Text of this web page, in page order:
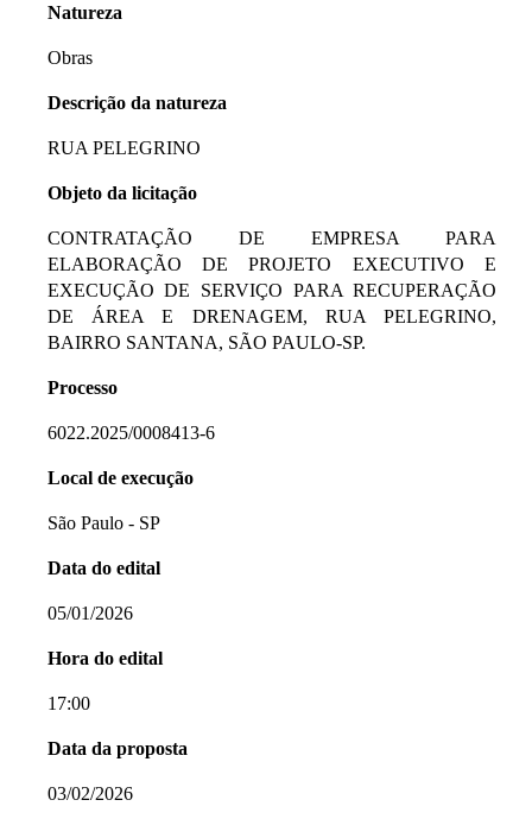
Natureza
Obras
Descrição da natureza
RUA PELEGRINO
Objeto da licitação
CONTRATAÇÃO DE EMPRESA PARA
ELABORAÇÃO DE PROJETO EXECUTIVO E
EXECUÇÃO DE SERVIÇO PARA RECUPERAÇÃO
DE ÁREA E DRENAGEM, RUA PELEGRINO,
BAIRRO SANTANA, SÃO PAULO-SP.
Processo
6022.2025/0008413-6
Local de execução
São Paulo - SP
Data do edital
05/01/2026
Hora do edital
17:00
Data da proposta
03/02/2026